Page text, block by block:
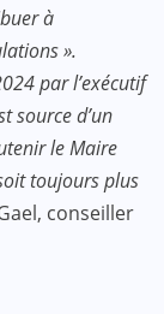
à
».
par l’exécutif
source d’un
le Maire
toujours plus
conseiller